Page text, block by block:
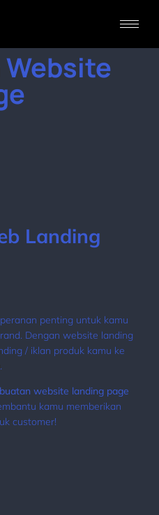
Landing
penting untuk kamu
Dengan website landing
/ iklan produk kamu ke
website landing page
kamu memberikan
customer!